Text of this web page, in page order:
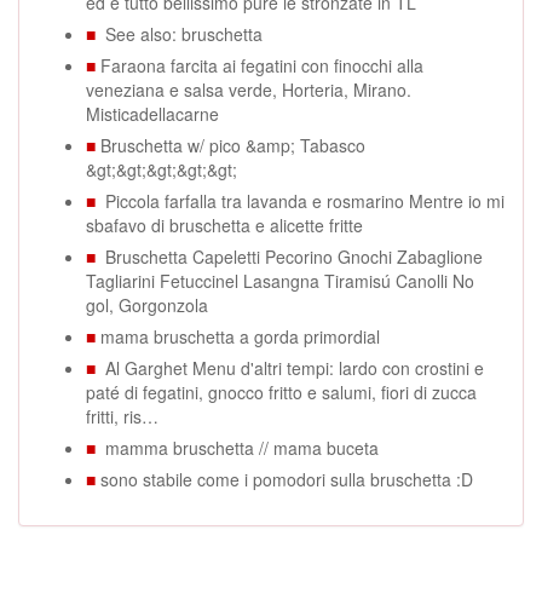
■ See also: bruschetta
■ Faraona farcita ai fegatini con finocchi alla
veneziana e salsa verde, Horteria, Mirano.
Misticadellacarne
■ Bruschetta w/ pico &amp; Tabasco
&gt;&gt;&gt;&gt;&gt;
■ Piccola farfalla tra lavanda e rosmarino Mentre io mi
sbafavo di bruschetta e alicette fritte
■ Bruschetta Capeletti Pecorino Gnochi Zabaglione
Tagliarini Fetuccinel Lasangna Tiramisú Canolli No
gol, Gorgonzola
■ mama bruschetta a gorda primordial
■ Al Garghet Menu d'altri tempi: lardo con crostini e
paté di fegatini, gnocco fritto e salumi, fiori di zucca
fritti, ris…
■ mamma bruschetta // mama buceta
■ sono stabile come i pomodori sulla bruschetta :D